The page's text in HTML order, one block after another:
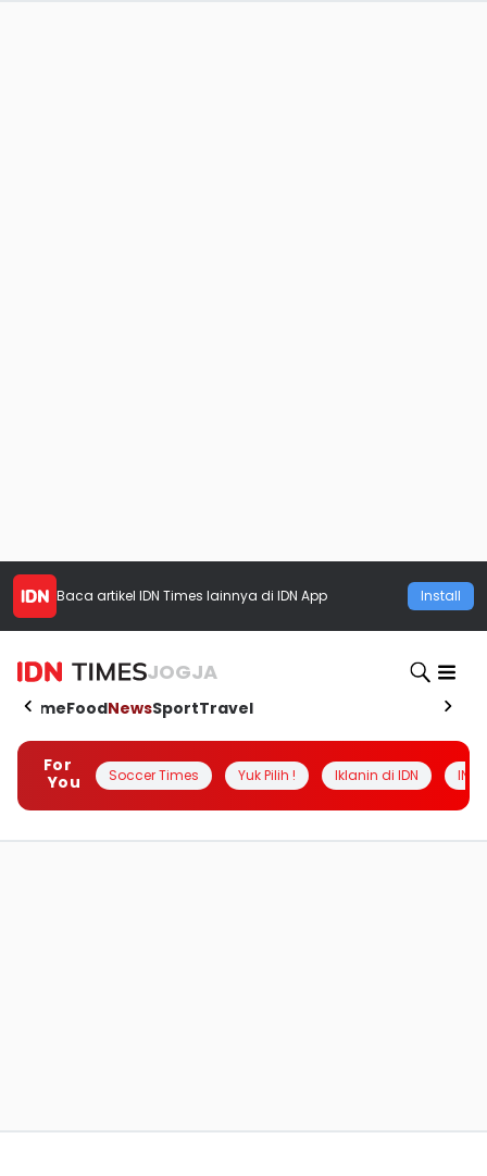
Baca artikel IDN Times lainnya di IDN App Install
JOGJA
HomeFoodNewsSportTravel
For
You
Soccer Times Yuk Pilih ! Iklanin di IDN